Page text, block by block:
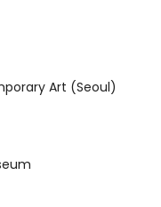
Art (Seoul)